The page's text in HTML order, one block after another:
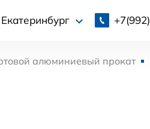
Екатеринбург +7(992)
алюминиевый прокат